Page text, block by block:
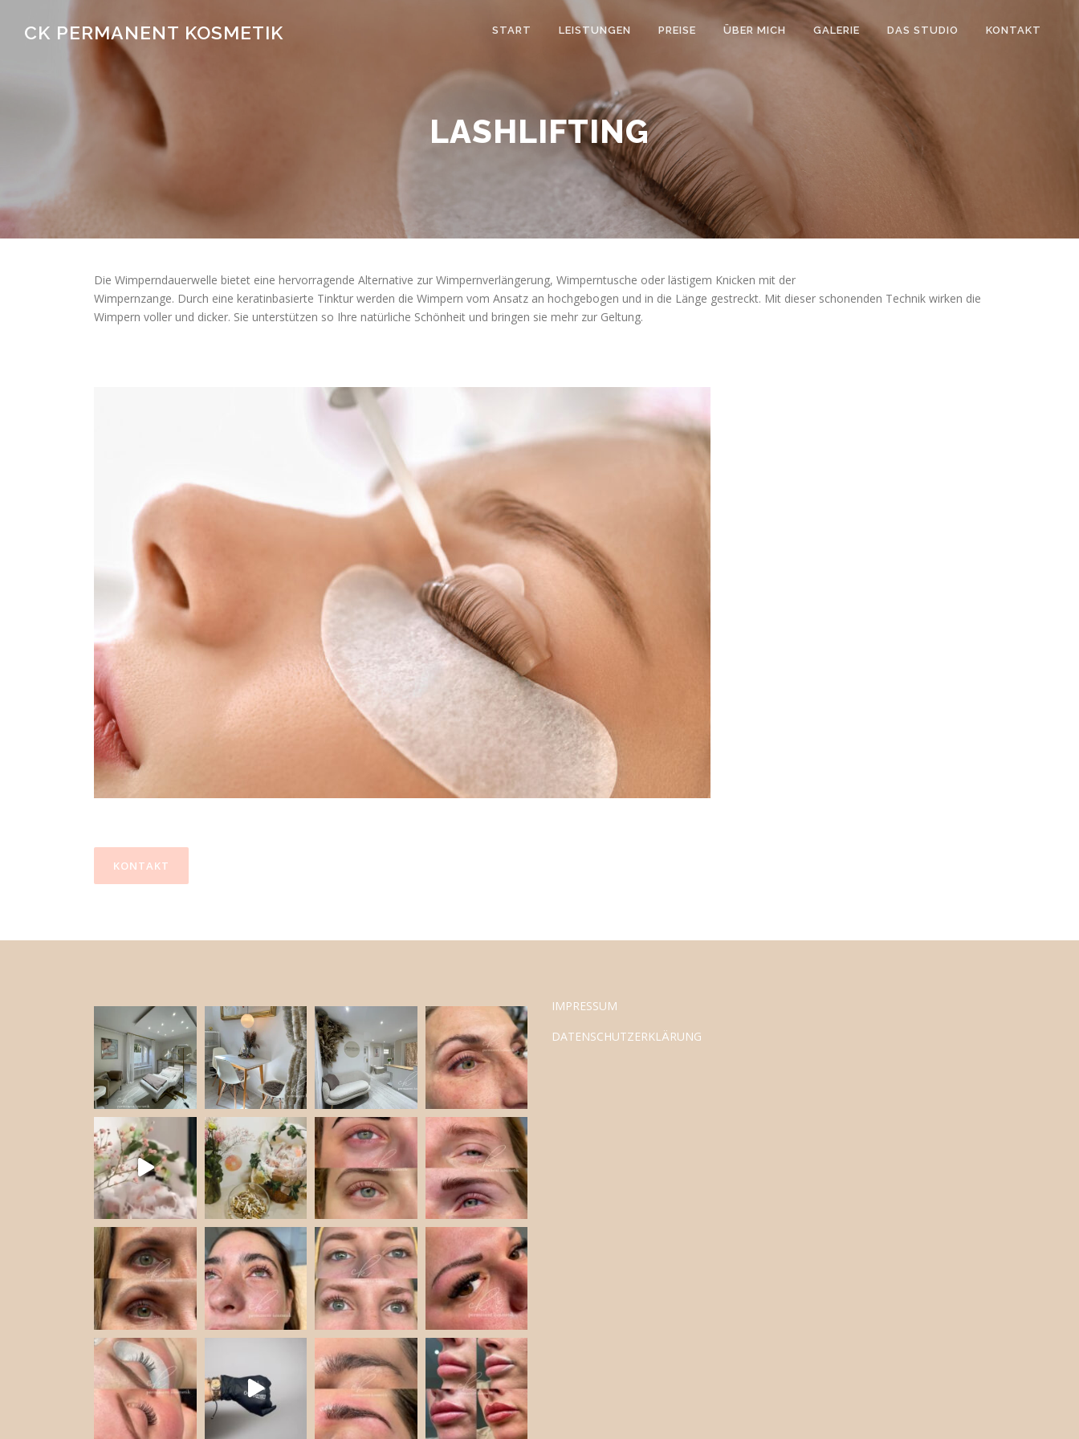
InhaltCK PERMANENT KOSMETIK START LEISTUNGEN PREISE ÜBER MICH GALERIE DAS STUDIO KONTAKT
LASHLIFTING
Die Wimperndauerwelle bietet eine hervorragende Alternative zur Wimpernverlängerung, Wimperntusche oder lästigem Knicken mit der
Wimpernzange. Durch eine keratinbasierte Tinktur werden die Wimpern vom Ansatz an hochgebogen und in die Länge gestreckt. Mit dieser schonenden Technik wirken die
Wimpern voller und dicker. Sie unterstützen so Ihre natürliche Schönheit und bringen sie mehr zur Geltung.
KONTAKT
IMPRESSUM
DATENSCHUTZERKLÄRUNG